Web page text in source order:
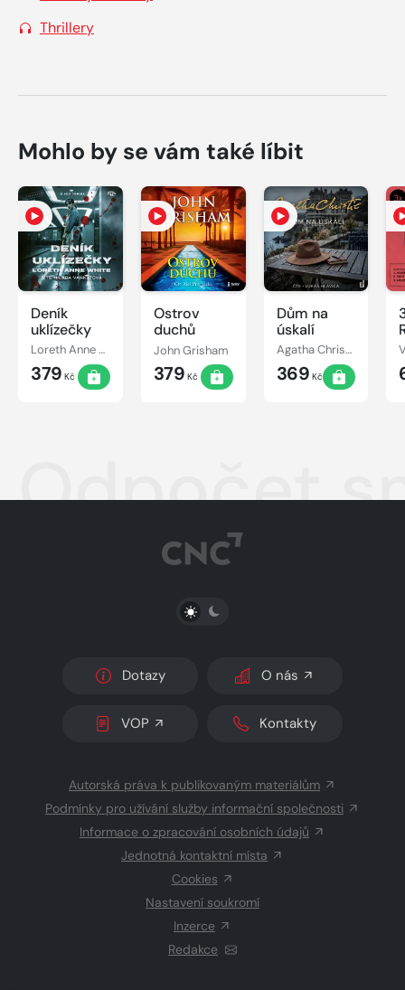
Thrillery
Mohlo by se vám také líbit
Deník
uklízečky
Loreth Anne White
379 Kč
Ostrov
duchů
John Grisham
379 Kč
Dům na
úskalí
Agatha Christie
369 Kč
Odpočet
PŘEPNOUT SVĚTLÝ/TMAVÝ REŽIM
Dotazy O nás
VOP Kontakty
Autorská práva k publikovaným materiálům
Podmínky pro užívání služby informační společnosti
Informace o zpracování osobních údajů
Jednotná kontaktní místa
Cookies
Nastavení soukromí
Inzerce
Redakce